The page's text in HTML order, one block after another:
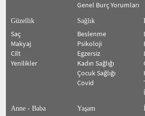
Genel Burç Yorumları
Güzellik
Saç
Makyaj
Cilt
Yenilikler
Sağlık
Beslenme
Psikoloji
Egzersiz
Kadın Sağlığı
Çocuk Sağlığı
Covid
Anne - Baba Yaşam